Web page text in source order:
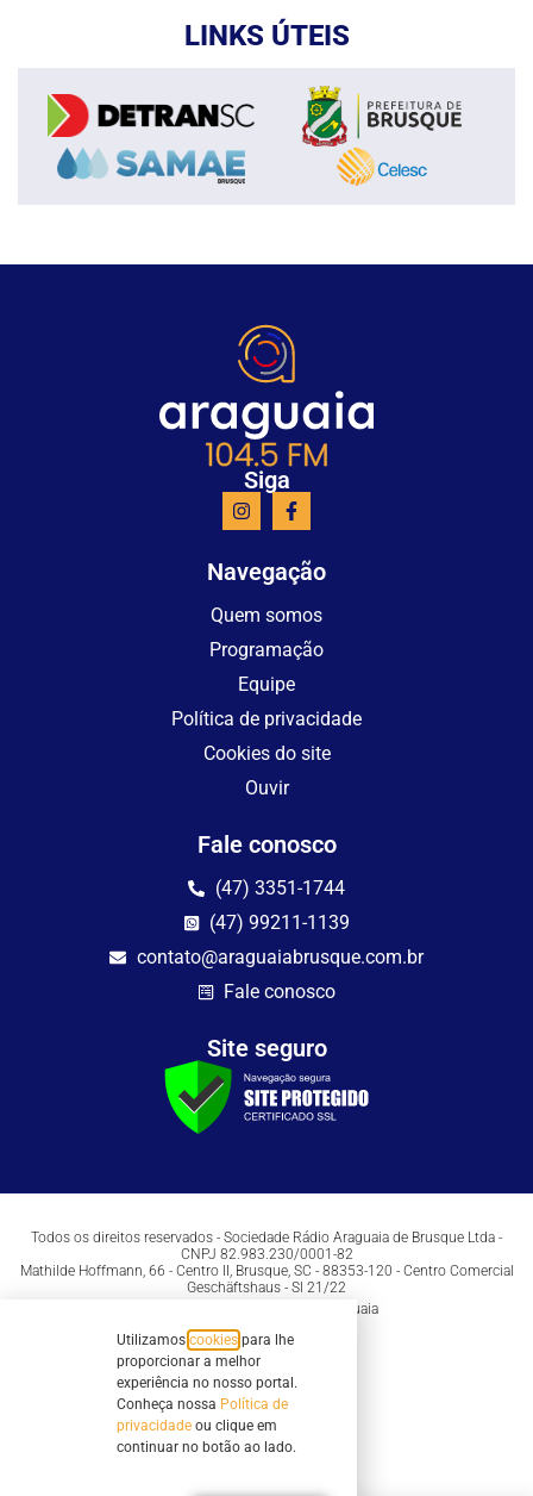
LINKS ÚTEIS
Siga
Navegação
Quem somos
Programação
Equipe
Política de privacidade
Cookies do site
Ouvir
Fale conosco
(47) 3351-1744
(47) 99211-1139
contato@araguaiabrusque.com.br
Fale conosco
Site seguro
Todos os direitos reservados - Sociedade Rádio Araguaia de Brusque Ltda -
CNPJ 82.983.230/0001-82
Mathilde Hoffmann, 66 - Centro II, Brusque, SC - 88353-120 - Centro Comercial
Geschäftshaus - Sl 21/22
Copyright © 2026 | Rádio Araguaia
Utilizamos cookies para lhe
proporcionar a melhor
experiência no nosso portal.
Conheça nossa Política de
privacidade ou clique em
continuar no botão ao lado.